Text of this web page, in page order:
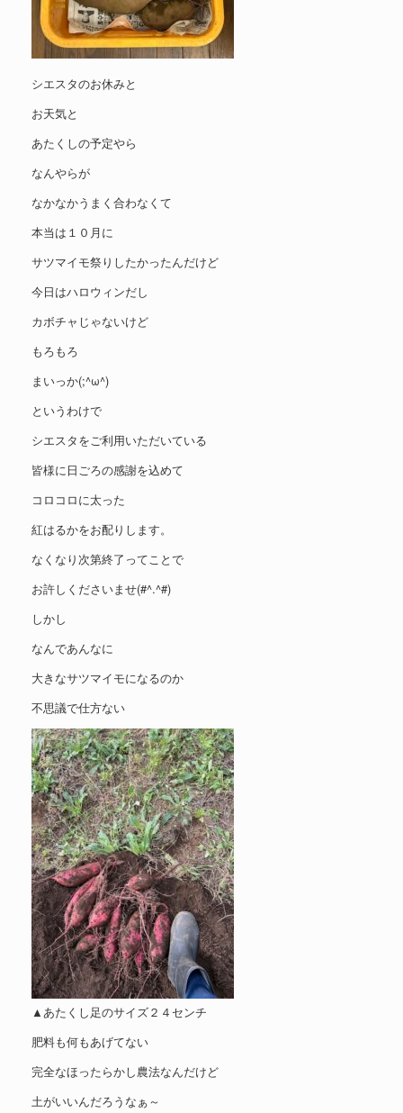
シエスタのお休みと
お天気と
あたくしの予定やら
なんやらが
なかなかうまく合わなくて
本当は１０月に
サツマイモ祭りしたかったんだけど
今日はハロウィンだし
カボチャじゃないけど
もろもろ
まいっか(;^ω^)
というわけで
シエスタをご利用いただいている
皆様に日ごろの感謝を込めて
コロコロに太った
紅はるかをお配りします。
なくなり次第終了ってことで
お許しくださいませ(#^.^#)
しかし
なんであんなに
大きなサツマイモになるのか
不思議で仕方ない
▲あたくし足のサイズ２４センチ
肥料も何もあげてない
完全なほったらかし農法なんだけど
土がいいんだろうなぁ～